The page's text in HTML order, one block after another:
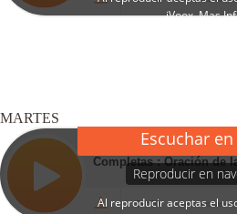
MARTES